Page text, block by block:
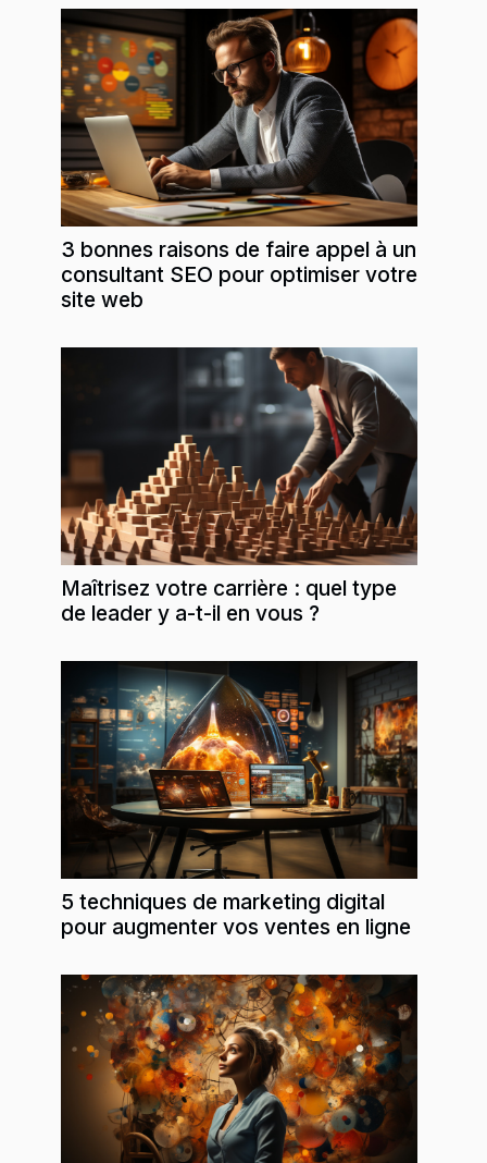
3 bonnes raisons de faire appel à un
consultant SEO pour optimiser votre
site web
Maîtrisez votre carrière : quel type
de leader y a-t-il en vous ?
5 techniques de marketing digital
pour augmenter vos ventes en ligne